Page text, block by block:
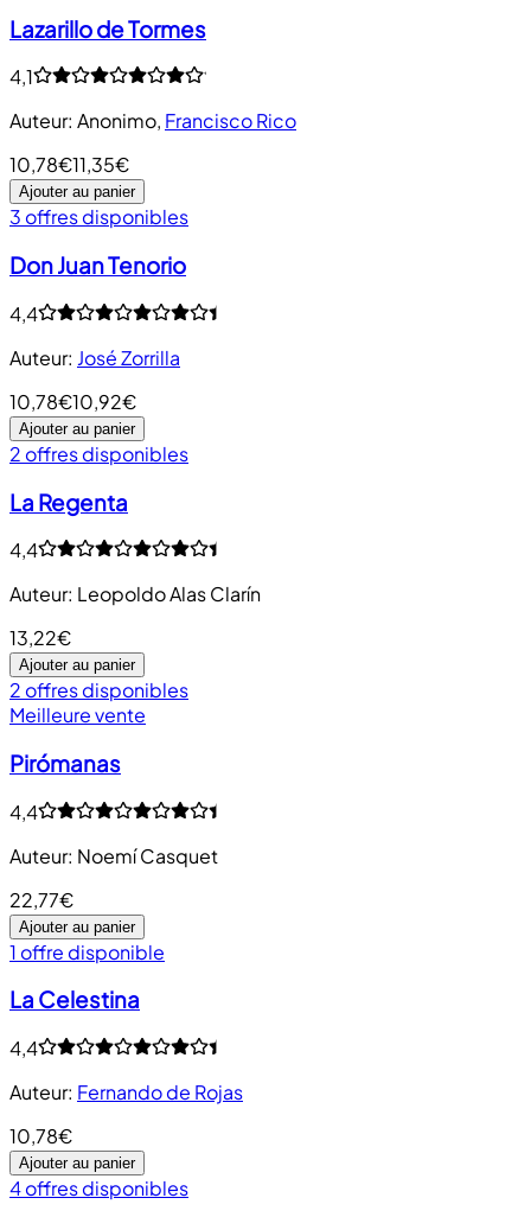
Lazarillo de Tormes
4,1
Auteur: Anonimo, Francisco Rico
10,78€11,35€
Ajouter au panier
3 offres disponibles
Don Juan Tenorio
4,4
Auteur: José Zorrilla
10,78€10,92€
Ajouter au panier
2 offres disponibles
La Regenta
4,4
Auteur: Leopoldo Alas Clarín
13,22€
Ajouter au panier
2 offres disponibles
Meilleure vente
Pirómanas
4,4
Auteur: Noemí Casquet
22,77€
Ajouter au panier
1 offre disponible
La Celestina
4,4
Auteur: Fernando de Rojas
10,78€
Ajouter au panier
4 offres disponibles